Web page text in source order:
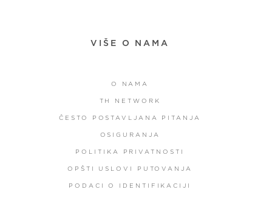
VIŠE O NAMA
O NAMA
TH NETWORK
ČESTO POSTAVLJANA PITANJA
OSIGURANJA
POLITIKA PRIVATNOSTI
OPŠTI USLOVI PUTOVANJA
PODACI O IDENTIFIKACIJI